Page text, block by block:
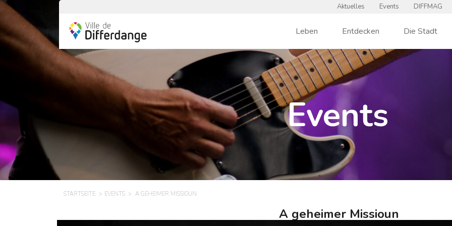
Aktuelles Events DIFFMAG
Leben Entdecken Die Stadt
Events
STARTSEITE EVENTS A GEHEIMER MISSIOUN
A geheimer Missioun